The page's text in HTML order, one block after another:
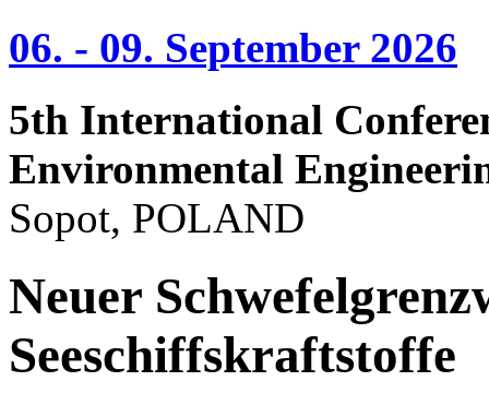
06. - 09. September 2026
5th International
Environmental
Sopot, POLAND
Neuer
Seeschiffskraftstoffe